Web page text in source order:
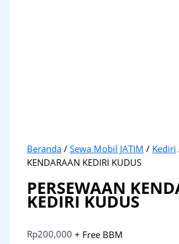
Beranda /Sewa Mobil JATIM / Kediri
KENDARAAN KEDIRI KUDUS
PERSEWAAN
KEDIRI KUDUS
Rp200,000 + Free BBM